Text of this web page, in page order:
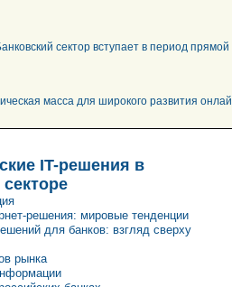
сектор вступает в период
масса для широкого развития
IT-решения в
решения: мировые тенденции
для банков: взгляд сверху
рынка